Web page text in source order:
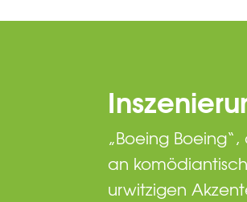
„Boeing
an
urwitzigen